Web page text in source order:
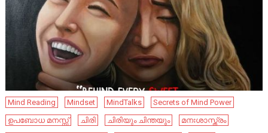
Mind Reading Mindset MindTalks
Secrets of Mind Power
ഉപബോധ മനസ്സ്
ചിരി ചിരിയും ചിന്തയും
മനഃശാസ്ത്രം